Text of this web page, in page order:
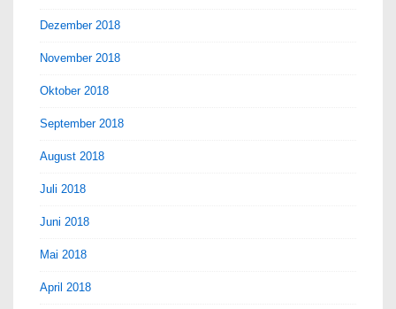
Dezember 2018
November 2018
Oktober 2018
September 2018
August 2018
Juli 2018
Juni 2018
Mai 2018
April 2018